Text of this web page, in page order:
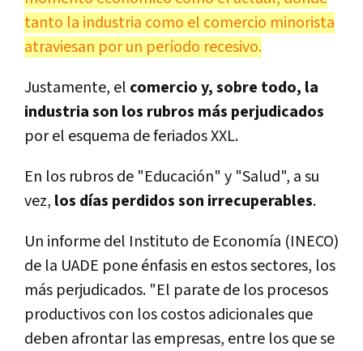
tanto la industria como el comercio minorista
atraviesan por un período recesivo.
Justamente, el comercio y, sobre todo, la
industria son los rubros más perjudicados
por el esquema de feriados XXL.
En los rubros de "Educación" y "Salud", a su
vez, los días perdidos son irrecuperables.
Un informe del Instituto de Economía (INECO)
de la UADE pone énfasis en estos sectores, los
más perjudicados. "El parate de los procesos
productivos con los costos adicionales que
deben afrontar las empresas, entre los que se